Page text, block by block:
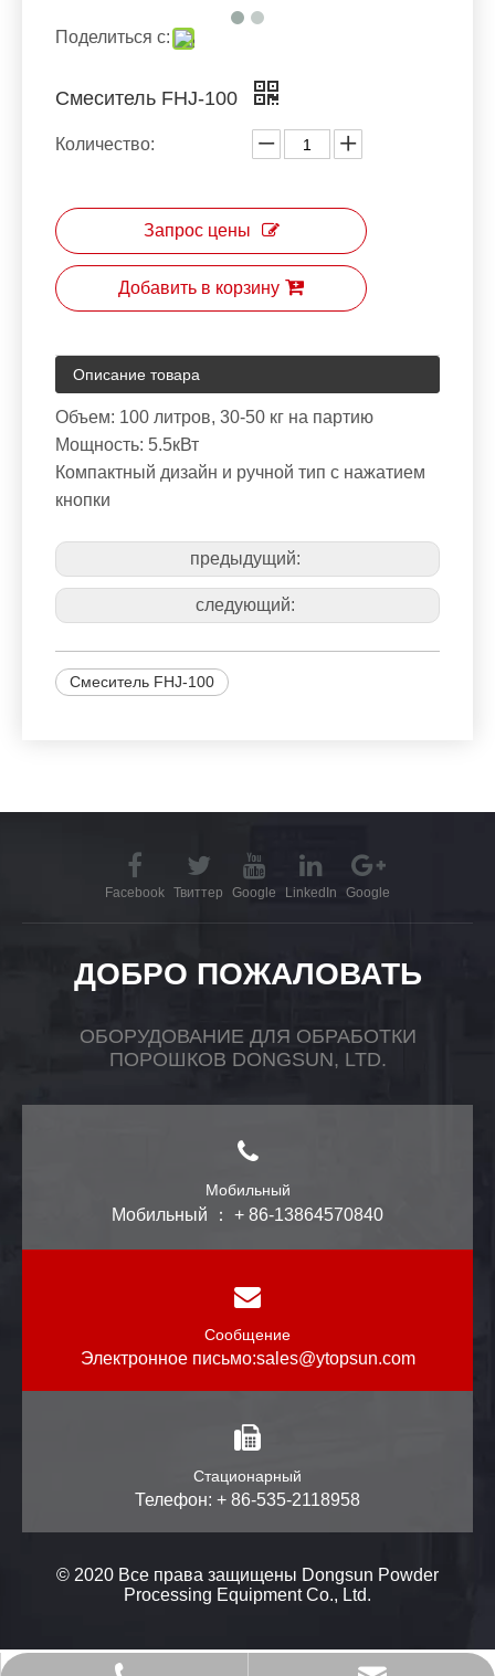
Поделиться с:
Смеситель FHJ-100
Количество:
Запрос цены
Добавить в корзину
Описание товара
Объем: 100 литров, 30-50 кг на партию
Мощность: 5.5кВт
Компактный дизайн и ручной тип с нажатием
кнопки
предыдущий:
следующий:
Смеситель FHJ-100
Facebook Твиттер Google LinkedIn Google
ДОБРО ПОЖАЛОВАТЬ
ОБОРУДОВАНИЕ ДЛЯ ОБРАБОТКИ
ПОРОШКОВ DONGSUN, LTD.
Мобильный
Мобильный ： + 86-13864570840
Сообщение
Электронное письмо:sales@ytopsun.com
Стационарный
Телефон: + 86-535-2118958
© 2020 Все права защищены Dongsun Powder
Processing Equipment Co., Ltd.